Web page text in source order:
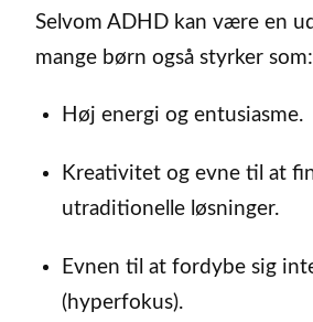
Selvom ADHD kan være en
mange børn også styrker som:
Høj energi og entusiasme.
Kreativitet og evne til at
utraditionelle løsninger.
Evnen til at fordybe sig
(hyperfokus).